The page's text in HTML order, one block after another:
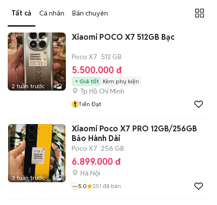
Tiết kiệm thời gian: Quy trình trao đổi trực tiếp, không qua các
bước chờ đợi vận chuyển rườm rà, tiền trao cháo múc ngay khi
kiểm tra xong.
Tất cả Cá nhân Bán chuyên
2 tuần trước 4
Xiaomi POCO X7 512GB Bạc
Poco X7 512 GB
5.500.000 đ
Giá tốt Kèm phụ kiện
Tp Hồ Chí Minh
t Tiến Đạt
3 tuần trước 6
Xiaomi Poco X7 PRO 12GB/256GB
Bảo Hành Dài
Poco X7 256 GB
6.899.000 đ
Hà Nội
5.0 251 đã bán